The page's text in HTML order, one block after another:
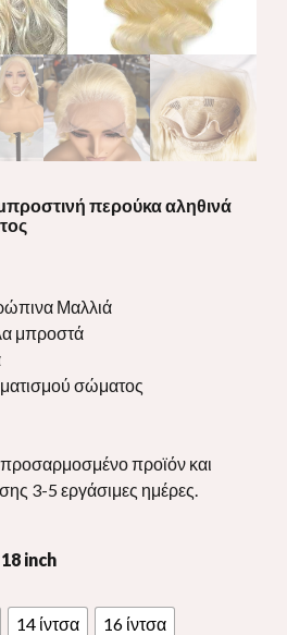
περούκα αληθινά
Μαλλιά
μπροστά
σώματος
προσαρμοσμένο προϊόν και
3-5 εργάσιμες ημέρες.
18 inch
14 ίντσα
16 ίντσα